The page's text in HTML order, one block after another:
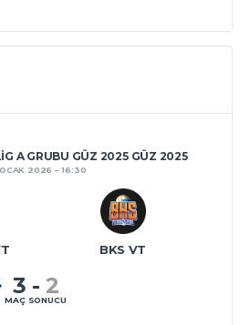
A GRUBU GÜZ 2025 GÜZ 2025
2026 16:30
BKS VT
3 - 2
MAÇ SONUCU